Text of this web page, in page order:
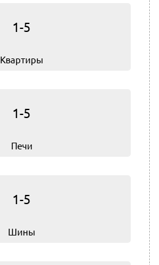
1-5
Квартиры
1-5
Печи
1-5
Шины